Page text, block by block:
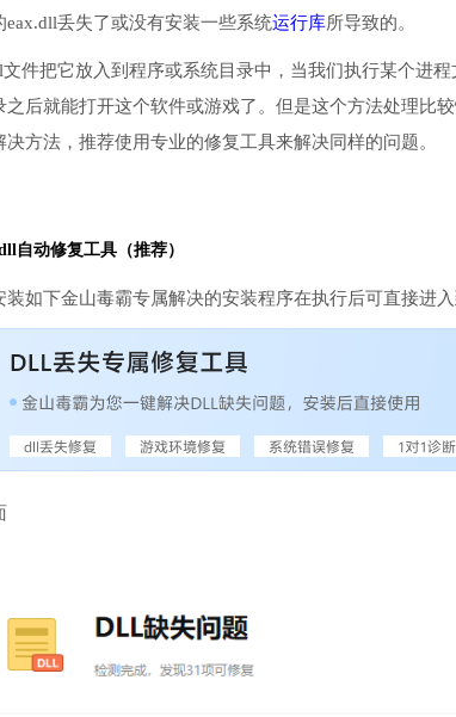
丢失了或没有安装一些系统运行库所导致的。
件把它放入到程序或系统目录中，当我们执行某个进
后就能打开这个软件或游戏了。但是这个方法处理比
方法，推荐使用专业的修复工具来解决同样的问题。
自动修复工具（推荐）
如下金山毒霸专属解决的安装程序在执行后可直接进